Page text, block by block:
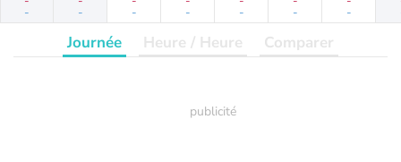
- - - - - - -
Journée Heure / Heure Comparer